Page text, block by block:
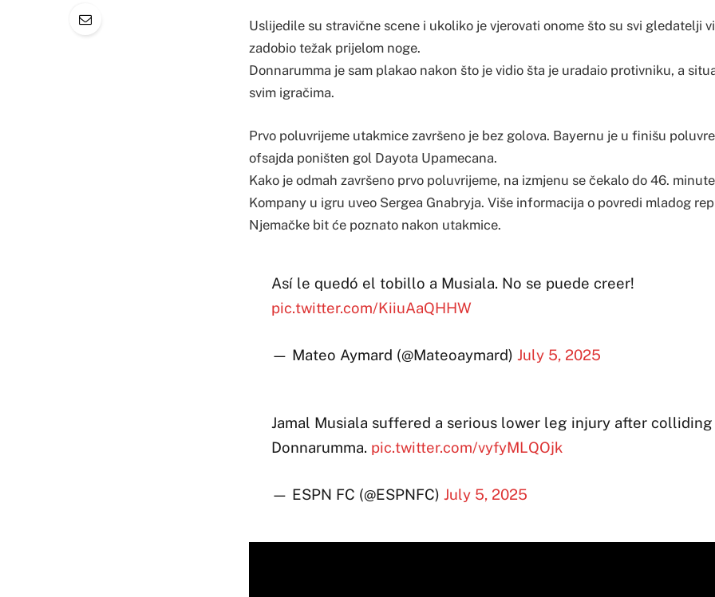
Uslijedile su stravične scene i ukoliko je vjerovati onome što su svi gledatelji
zadobio težak prijelom noge.
Donnarumma je sam plakao nakon što je vidio šta je uradaio protivniku, a
svim igračima.
Prvo poluvrijeme utakmice završeno je bez golova. Bayernu je u finišu
ofsajda poništen gol Dayota Upamecana.
Kako je odmah završeno prvo poluvrijeme, na izmjenu se čekalo do 46.
Kompany u igru uveo Sergea Gnabryja. Više informacija o povredi mladog
Njemačke bit će poznato nakon utakmice.
Así le quedó el tobillo a Musiala. No se puede creer!
pic.twitter.com/KiiuAaQHHW
— Mateo Aymard (@Mateoaymard) July 5, 2025
Jamal Musiala suffered a serious lower leg injury after
Donnarumma. pic.twitter.com/vyfyMLQOjk
— ESPN FC (@ESPNFC) July 5, 2025